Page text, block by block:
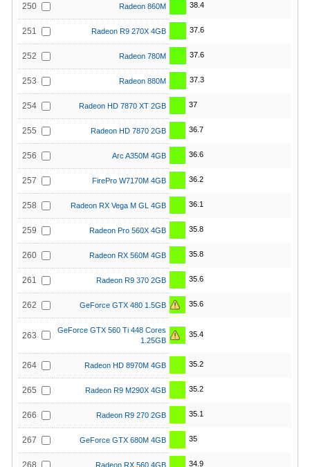
250 Radeon 860M 38.4
251 Radeon R9 270X 4GB 37.6
252 Radeon 780M 37.6
253 Radeon 880M 37.3
254 Radeon HD 7870 XT 2GB 37
255 Radeon HD 7870 2GB 36.7
256 Arc A350M 4GB 36.6
257 FirePro W7170M 4GB 36.2
258 Radeon RX Vega M GL 4GB 36.1
259 Radeon Pro 560X 4GB 35.8
260 Radeon RX 560M 4GB 35.8
261 Radeon R9 370 2GB 35.6
262 GeForce GTX 480 1.5GB 35.6
263
GeForce GTX 560 Ti 448 Cores
1.25GB
35.4
264 Radeon HD 8970M 4GB 35.2
265 Radeon R9 M290X 4GB 35.2
266 Radeon R9 270 2GB 35.1
267 GeForce GTX 680M 4GB 35
268 Radeon RX 560 4GB 34.9